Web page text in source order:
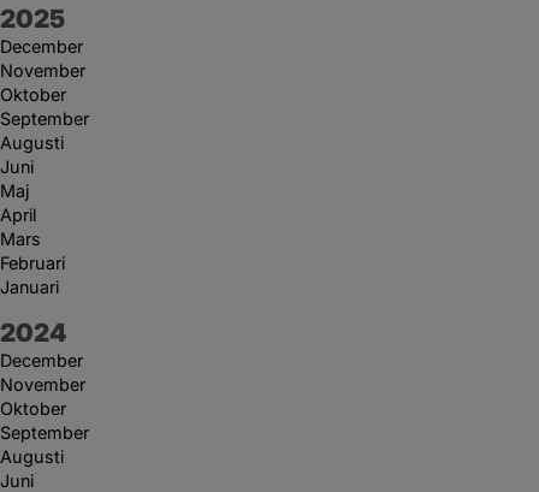
År:
2025
December
November
Oktober
September
Augusti
Juni
Maj
April
Mars
Februari
Januari
År:
2024
December
November
Oktober
September
Augusti
Juni